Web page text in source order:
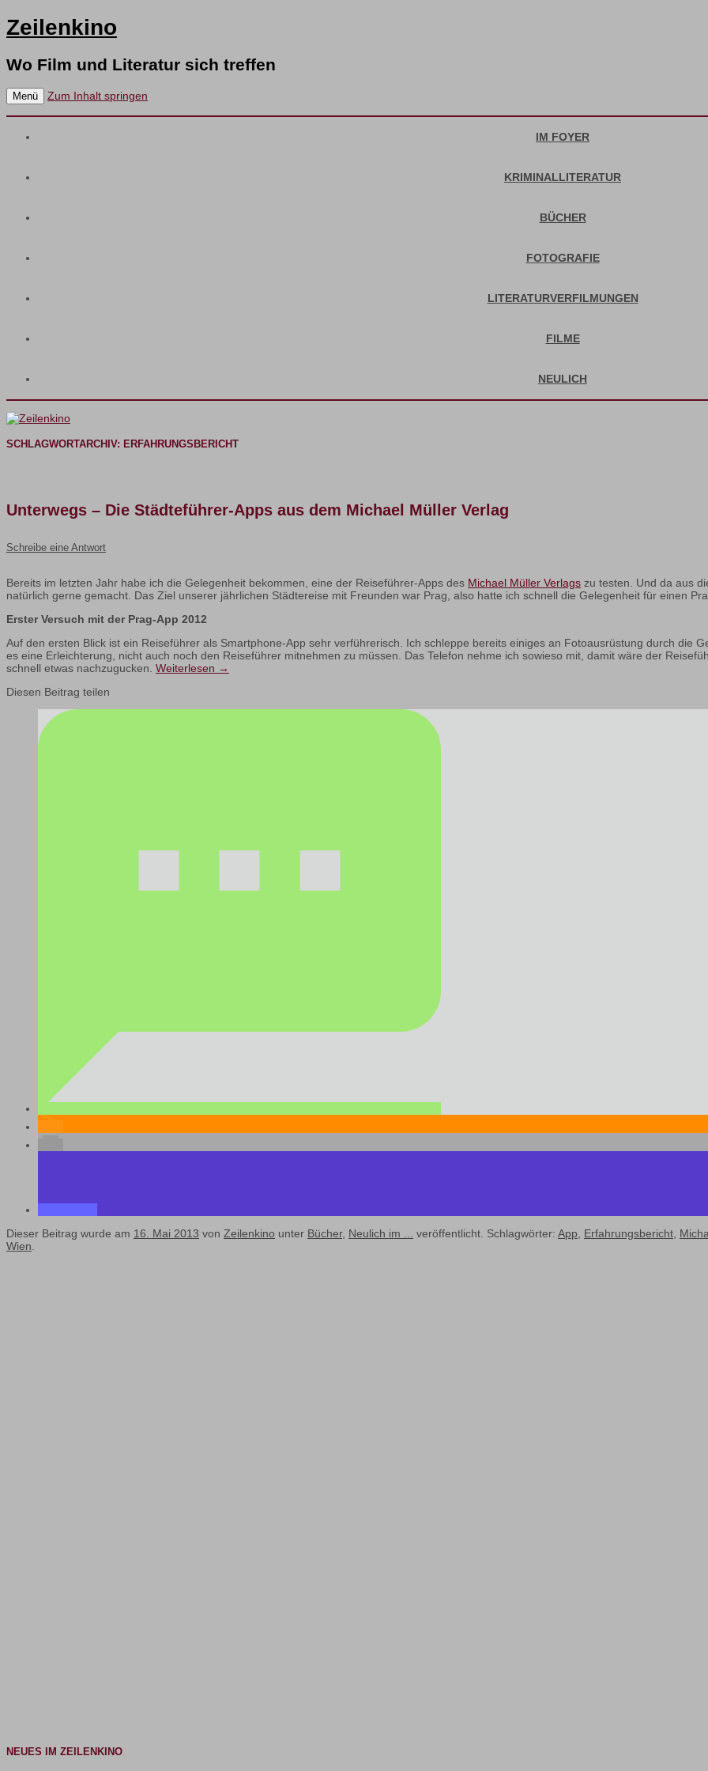
Zeilenkino
Wo Film und Literatur sich treffen
Menü Zum Inhalt springen
IM FOYER
KRIMINALLITERATUR
BÜCHER
FOTOGRAFIE
LITERATURVERFILMUNGEN
FILME
NEULICH
SCHLAGWORTARCHIV: ERFAHRUNGSBERICHT
Unterwegs – Die Städteführer-Apps aus dem Michael Müller Verlag
Schreibe eine Antwort
Bereits im letzten Jahr habe ich die Gelegenheit bekommen, eine der Reiseführer-Apps des Michael Müller Verlags zu testen. Und da aus
natürlich gerne gemacht. Das Ziel unserer jährlichen Städtereise mit Freunden war Prag, also hatte ich schnell die Gelegenheit für einen
Erster Versuch mit der Prag-App 2012
Auf den ersten Blick ist ein Reiseführer als Smartphone-App sehr verführerisch. Ich schleppe bereits einiges an Fotoausrüstung durch die
es eine Erleichterung, nicht auch noch den Reiseführer mitnehmen zu müssen. Das Telefon nehme ich sowieso mit, damit wäre der
schnell etwas nachzugucken. Weiterlesen →
Diesen Beitrag teilen
Dieser Beitrag wurde am 16. Mai 2013 von Zeilenkino unter Bücher, Neulich im ... veröffentlicht. Schlagwörter: App, Erfahrungsbericht,
Wien.
NEUES IM ZEILENKINO